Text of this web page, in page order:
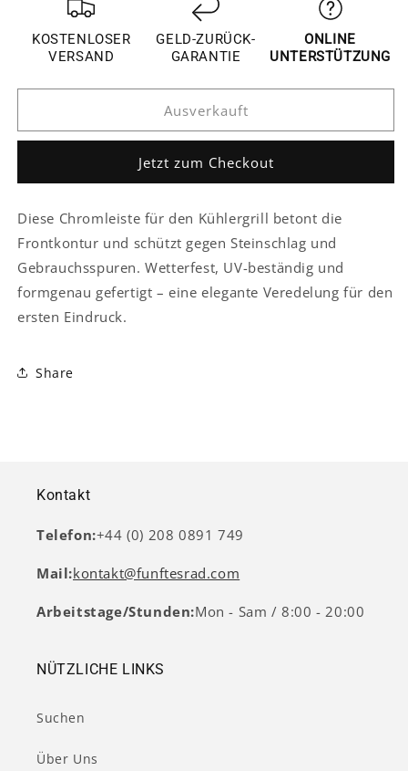
Honda
HRV
Kühlergrill
Niere
Leiste
Honda
Kühlergrill
Niere
Abdeckung
Leiste
KOSTENLOSER
VERSAND
GELD-ZURÜCK-
GARANTIE
ONLINE
UNTERSTÜTZUNG
Ausverkauft
Jetzt zum Checkout
Diese Chromleiste für den Kühlergrill betont die
Frontkontur und schützt gegen Steinschlag und
Gebrauchsspuren. Wetterfest, UV-beständig und
formgenau gefertigt – eine elegante Veredelung für den
ersten Eindruck.
Share
Kontakt
Telefon:+44 (0) 208 0891 749
Mail:kontakt@funftesrad.com
Arbeitstage/Stunden:Mon - Sam / 8:00 - 20:00
NÜTZLICHE LINKS
Suchen
Über Uns